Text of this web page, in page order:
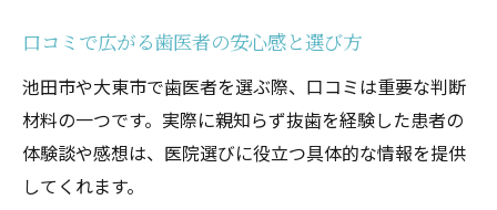
口コミで広がる歯医者の安心感と選び方
池田市や大東市で歯医者を選ぶ際、口コミは重要な判断
材料の一つです。実際に親知らず抜歯を経験した患者の
体験談や感想は、医院選びに役立つ具体的な情報を提供
してくれます。